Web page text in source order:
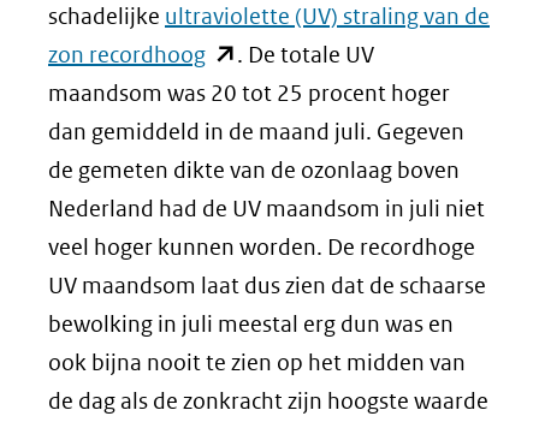
schadelijke ultraviolette (UV) straling van de
zon recordhoog(opent
in
nieuw
venster)
(verwijst
naar
een
andere
website)
. De totale UV
maandsom was 20 tot 25 procent hoger
dan gemiddeld in de maand juli. Gegeven
de gemeten dikte van de ozonlaag boven
Nederland had de UV maandsom in juli niet
veel hoger kunnen worden. De recordhoge
UV maandsom laat dus zien dat de schaarse
bewolking in juli meestal erg dun was en
ook bijna nooit te zien op het midden van
de dag als de zonkracht zijn hoogste waarde